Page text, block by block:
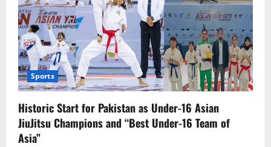
Sports
Historic Start for Pakistan as Under-16 Asian
JiuJitsu Champions and “Best Under-16 Team of
Asia”